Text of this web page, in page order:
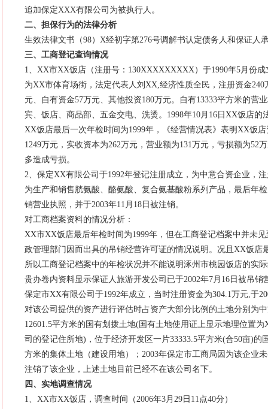
追加保定XXX有限公司为被执行人。
二、担保行为的法律分析
生效法律文书（98）X经初字第276号调解书认定债务人和保证人
三、工商登记查询情况
1、XX市XX饭店（注册号：130XXXXXXXXX）于1990年5月份
为XX市体育场街，法定代表人刘XX,经济性质全民，注册资金
元、自有资金57万元、其他投资180万元。自有13333平方米的营
宾、饭店、商品部、五金交电、洗烫。1998年10月16日XX饭店
XX饭店最后一次年检时间为1999年，《经营情况表》表明XX饭
1249万元，实收资本为262万元，营业额为131万元，亏损额为52
多造成亏损。
2、保定XX有限公司于1992年登记注册成立，为中意合资企业，
为生产和销售胱氨酸、酪氨酸、复合氨基酸粉系列产品，最后年
销营业执照，并于2003年11月18日被注销。
对工商档案资料的情况分析：
XX市XX饭店最后年检时间为1999年，但在工商登记档案中并未
政管理部门因而出具的吊销经营许可证的情况说明。况且XX饭店
所以工商登记档案中的年检状况并不能说明涿州市桃园饭店的实
贵办卷内资料显示保证人旅游开发公司已于2002年7月16日被吊销
保定市XX有限公司于1992年成立，当时注册资金为304.1万元,于
对该公司提供的资产进行评估时占资产大部分比例的土地分别为
12601.5平方米的国有划拨土地(国有土地使用证上显示地理位置
司的登记住所地)，位于经济开发区一片33333.5平方米(合50亩)的
方米的集体土地（建设用地）；2003年保定市工商局因为该企业
注销了该企业，上述土地目前已经不在该公司名下。
四、实地调查情况
1、XX市XX饭店，调查时间（2006年3月29日11点40分）